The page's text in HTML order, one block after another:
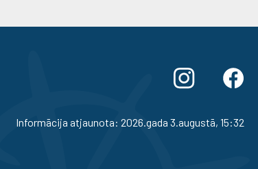
Informācija atjaunota: 2026.gada 3.augustā, 15:32